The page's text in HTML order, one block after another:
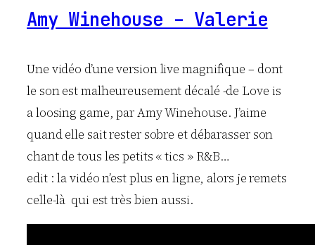
Amy Winehouse – Valerie
Une vidéo d’une version live magnifique – dont
le son est malheureusement décalé -de Love is
a loosing game, par Amy Winehouse. J’aime
quand elle sait rester sobre et débarasser son
chant de tous les petits « tics » R&B…
edit : la vidéo n’est plus en ligne, alors je remets
celle-là qui est très bien aussi.